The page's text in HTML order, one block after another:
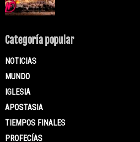
Categoría popular
NOTICIAS
MUNDO
IGLESIA
APOSTASIA
TIEMPOS FINALES
PROFECÍAS